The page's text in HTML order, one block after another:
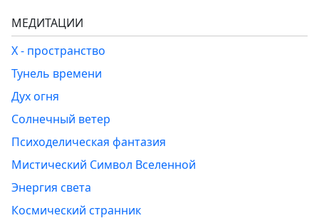
МЕДИТАЦИИ
Х - пространство
Тунель времени
Дух огня
Солнечный ветер
Психоделическая фантазия
Мистический Символ Вселенной
Энергия света
Космический странник